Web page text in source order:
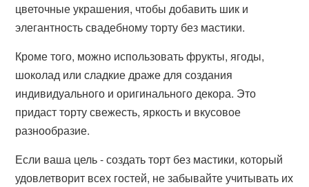
цветочные украшения, чтобы добавить шик и
элегантность свадебному торту без мастики.
Кроме того, можно использовать фрукты, ягоды,
шоколад или сладкие драже для создания
индивидуального и оригинального декора. Это
придаст торту свежесть, яркость и вкусовое
разнообразие.
Если ваша цель - создать торт без мастики, который
удовлетворит всех гостей, не забывайте учитывать их